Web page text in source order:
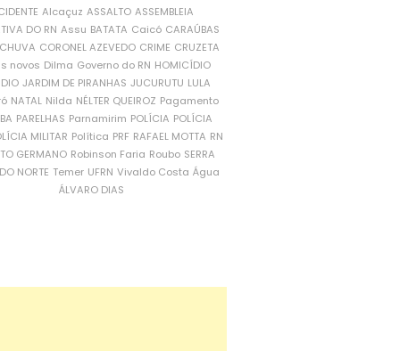
Alcaçuz ASSALTO ASSEMBLEIA
DO RN Assu BATATA Caicó CARAÚBAS
CORONEL AZEVEDO CRIME CRUZETA
novos Dilma Governo do RN HOMICÍDIO
JARDIM DE PIRANHAS JUCURUTU LULA
NATAL Nilda NÉLTER QUEIROZ Pagamento
PARELHAS Parnamirim POLÍCIA POLÍCIA
MILITAR Política PRF RAFAEL MOTTA RN
GERMANO Robinson Faria Roubo SERRA
NORTE Temer UFRN Vivaldo Costa Água
ÁLVARO DIAS